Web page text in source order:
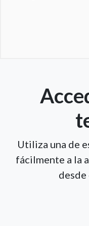
Utiliza una de
fácilmente a la